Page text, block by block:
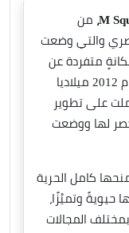
من
والتي وضعت
متفردة عن
باقي الشركات الأخرى، كما تأسست بالعام 2012 ميلاديا
على تطوير
حصر لها ووضعت
كامل الحرية
حيويةً وتميُزًا،
المجالات